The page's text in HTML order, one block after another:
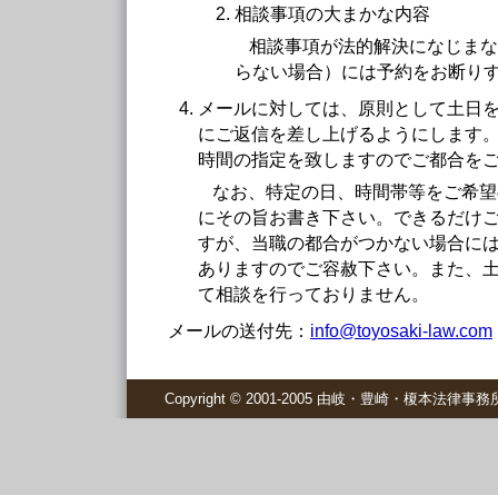
相談事項の大まかな内容
相談事項が法的解決になじま
らない場合）には予約をお断り
メールに対しては、原則として土日
にご返信を差し上げるようにします
時間の指定を致しますのでご都合を
なお、特定の日、時間帯等をご希
にその旨お書き下さい。できるだけ
すが、当職の都合がつかない場合に
ありますのでご容赦下さい。また、
て相談を行っておりません。
メールの送付先： info@toyosaki-law.com
Copyright © 2001-2005 由岐・豊崎・榎本法律事